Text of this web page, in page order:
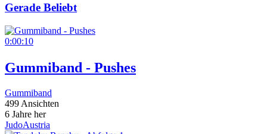
Gerade Beliebt
0:00:10
Gummiband - Pushes
Gummiband
499 Ansichten
6 Jahre her
JudoAustria